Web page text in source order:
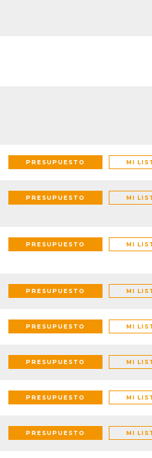
PRESUPUESTO MI
PRESUPUESTO MI
PRESUPUESTO MI
PRESUPUESTO MI
PRESUPUESTO MI
PRESUPUESTO MI
PRESUPUESTO MI
PRESUPUESTO MI